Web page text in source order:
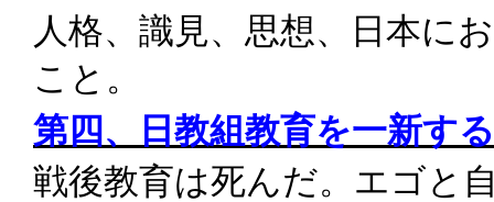
人格、識見、思想、日本に
こと。
第四、日教組教育を一新す
戦後教育は死んだ。エゴと